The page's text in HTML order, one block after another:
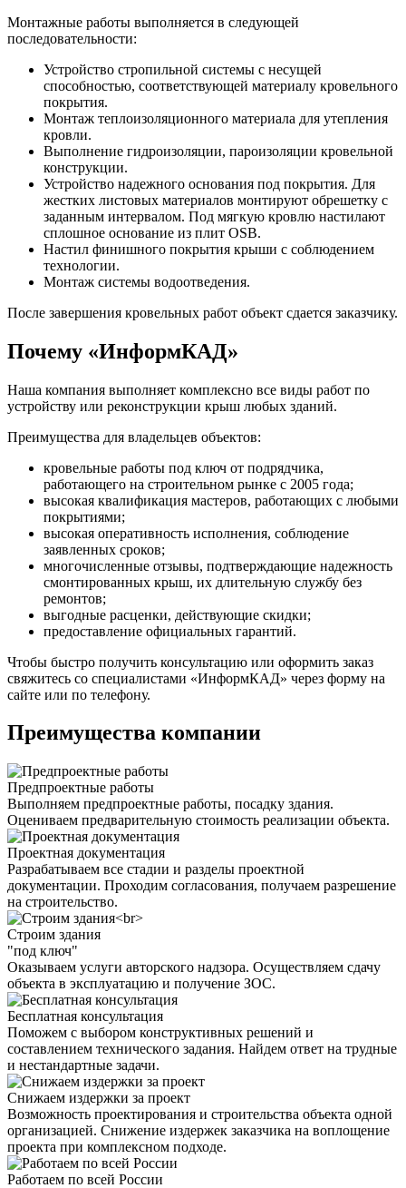
Монтажные работы выполняется в следующей
последовательности:
Устройство стропильной системы с несущей
способностью, соответствующей материалу кровельного
покрытия.
Монтаж теплоизоляционного материала для утепления
кровли.
Выполнение гидроизоляции, пароизоляции кровельной
конструкции.
Устройство надежного основания под покрытия. Для
жестких листовых материалов монтируют обрешетку с
заданным интервалом. Под мягкую кровлю настилают
сплошное основание из плит OSB.
Настил финишного покрытия крыши с соблюдением
технологии.
Монтаж системы водоотведения.
После завершения кровельных работ объект сдается заказчику.
Почему «ИнформКАД»
Наша компания выполняет комплексно все виды работ по
устройству или реконструкции крыш любых зданий.
Преимущества для владельцев объектов:
кровельные работы под ключ от подрядчика,
работающего на строительном рынке с 2005 года;
высокая квалификация мастеров, работающих с любыми
покрытиями;
высокая оперативность исполнения, соблюдение
заявленных сроков;
многочисленные отзывы, подтверждающие надежность
смонтированных крыш, их длительную службу без
ремонтов;
выгодные расценки, действующие скидки;
предоставление официальных гарантий.
Чтобы быстро получить консультацию или оформить заказ
свяжитесь со специалистами «ИнформКАД» через форму на
сайте или по телефону.
Преимущества компании
Предпроектные работы
Выполняем предпроектные работы, посадку здания.
Оцениваем предварительную стоимость реализации объекта.
Проектная документация
Разрабатываем все стадии и разделы проектной
документации. Проходим согласования, получаем разрешение
на строительство.
Строим здания
"под ключ"
Оказываем услуги авторского надзора. Осуществляем сдачу
объекта в эксплуатацию и получение ЗОС.
Бесплатная консультация
Поможем с выбором конструктивных решений и
составлением технического задания. Найдем ответ на трудные
и нестандартные задачи.
Снижаем издержки за проект
Возможность проектирования и строительства объекта одной
организацией. Снижение издержек заказчика на воплощение
проекта при комплексном подходе.
Работаем по всей России